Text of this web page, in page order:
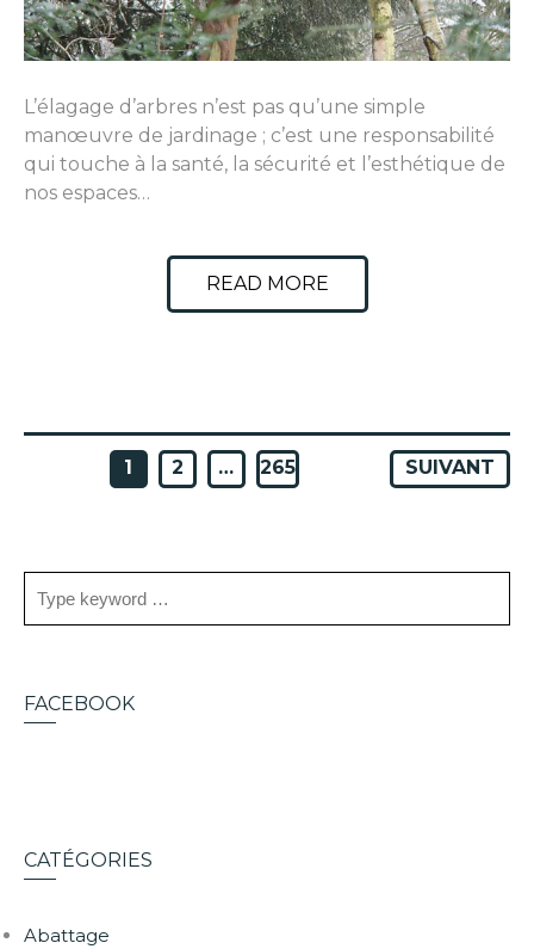
L’élagage d’arbres n’est pas qu’une simple
manœuvre de jardinage ; c’est une responsabilité
qui touche à la santé, la sécurité et l’esthétique de
nos espaces…
READ MORE
PAGINATION
1 2 … 265 SUIVANT
FACEBOOK
CATÉGORIES
Abattage